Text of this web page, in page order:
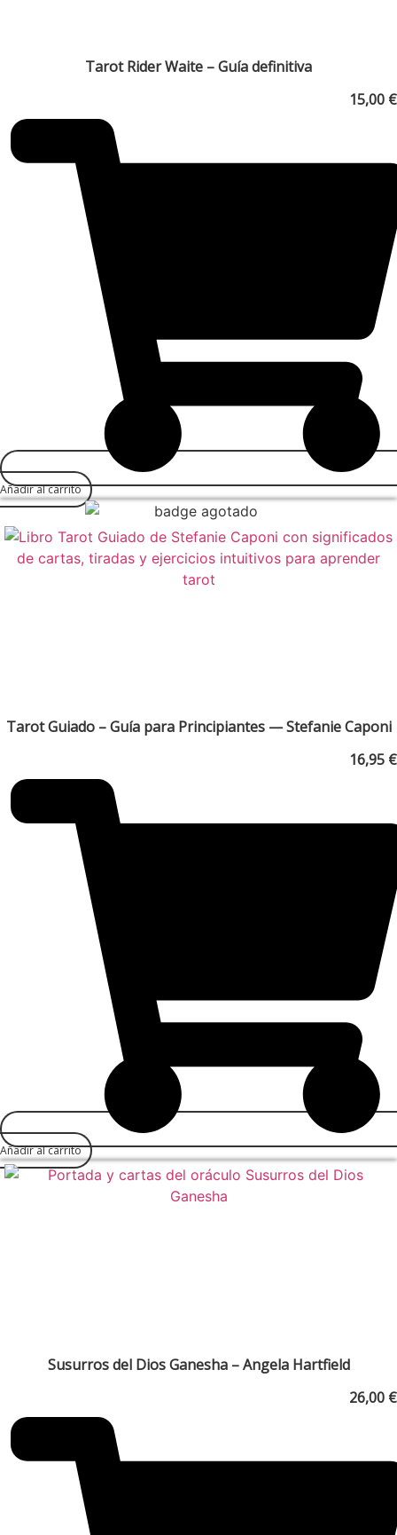
Tarot Rider Waite – Guía definitiva
15,00 €
Añadir al carrito
Tarot Guiado – Guía para Principiantes — Stefanie Caponi
16,95 €
Añadir al carrito
Susurros del Dios Ganesha – Angela Hartfield
26,00 €